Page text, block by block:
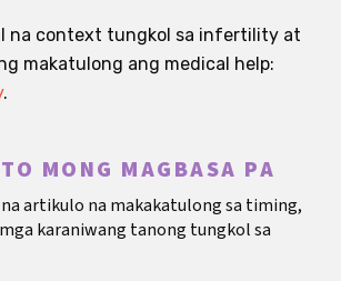
na context tungkol sa infertility at
makatulong ang medical help:
.
MONG MAGBASA PA
artikulo na makakatulong sa timing,
karaniwang tanong tungkol sa